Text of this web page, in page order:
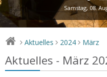
Samstag, 08.
> Aktuelles > 2024 > März
Aktuelles - März